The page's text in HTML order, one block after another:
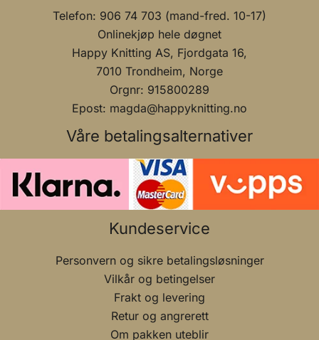
Telefon: 906 74 703 (mand-fred. 10-17)
Onlinekjøp hele døgnet
Happy Knitting AS, Fjordgata 16,
7010 Trondheim, Norge
Orgnr: 915800289
Epost: magda@happyknitting.no
Våre betalingsalternativer
Kundeservice
Personvern og sikre betalingsløsninger
Vilkår og betingelser
Frakt og levering
Retur og angrerett
Om pakken uteblir